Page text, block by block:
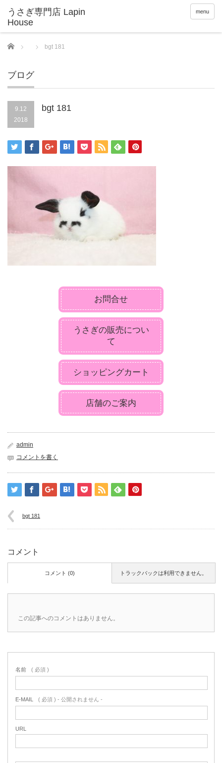
menu
Home bgt 181
ブログ
9.12
2018
bgt 181
お問合せ
うさぎの販売につい
て
ショッピングカート
店舗のご案内
admin
コメントを書く
bgt 181
コメント
トラックバックは利用できません。
コメント (0)
この記事へのコメントはありません。
名前 ( 必須 )
E-MAIL ( 必須 ) - 公開されません -
URL